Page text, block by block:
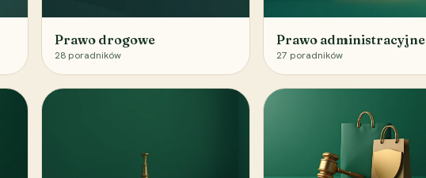
Prawo drogowe
28 poradników
Prawo administracyjne
27 poradników